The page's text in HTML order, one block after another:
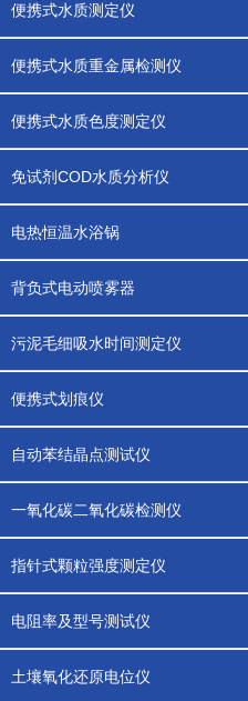
便携式水质测定仪
便携式水质重金属检测仪
便携式水质色度测定仪
免试剂COD水质分析仪
电热恒温水浴锅
背负式电动喷雾器
污泥毛细吸水时间测定仪
便携式划痕仪
自动苯结晶点测试仪
一氧化碳二氧化碳检测仪
指针式颗粒强度测定仪
电阻率及型号测试仪
土壤氧化还原电位仪